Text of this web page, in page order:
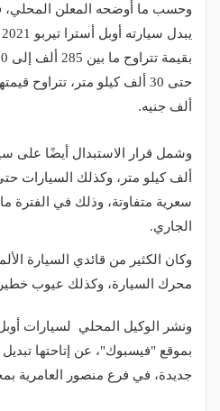
وحسب ما أوضحه المعلن
ألف جنيه.
الجاري.
وكان الكثير من قائدي السيارة
محرك السيارة، وكذلك عيوب
ونشر الوكيل المحلي لسيارات
بموقع "فيسبوك"، عن إتاحتها
جديدة، في فرع منصور العامرية